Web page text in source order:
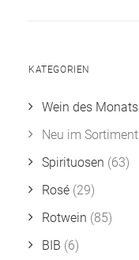
KATEGORIEN
Wein des Monats
Neu im Sortiment
Spirituosen (63)
Rosé (29)
Rotwein (85)
BIB (6)